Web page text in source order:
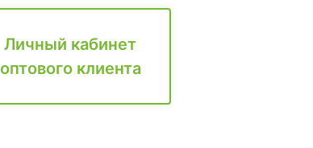
Личный кабинет
оптового клиента